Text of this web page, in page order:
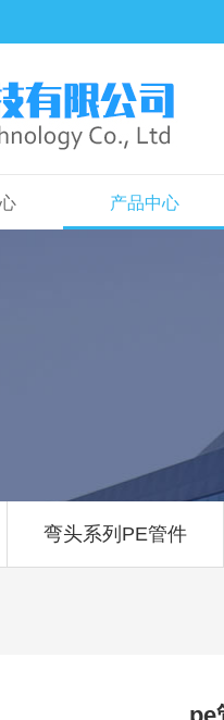
产品中心
弯头系列PE管件